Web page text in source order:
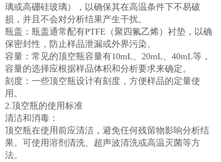
璃或高硼硅玻璃），以确保其在高温条件下不易破
损，并且不会对分析结果产生干扰。
瓶盖：瓶盖通常配有PTFE（聚四氟乙烯）衬垫，以确
保密封性，防止样品泄漏或外界污染。
容量：常见的顶空瓶容量有10mL、20mL、40mL等，
容量的选择应根据样品体积和分析要求来确定。
刻度：一些顶空瓶设计有刻度，方便样品的定量使
用。
2.顶空瓶的使用标准
清洁和消毒：
顶空瓶在使用前应清洁，避免任何残留物影响分析结
果。可使用溶剂清洗、超声波清洗或高温灭菌等方
法。